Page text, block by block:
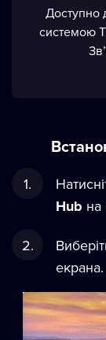
Доступно
системою
Hub на
екрана.